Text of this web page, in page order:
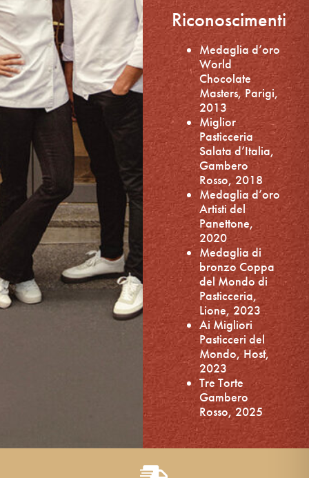
Riconoscimenti
Medaglia d’oro
World
Chocolate
Masters, Parigi,
2013
Miglior
Pasticceria
Salata d’Italia,
Gambero
Rosso, 2018
Medaglia d’oro
Artisti del
Panettone,
2020
Medaglia di
bronzo Coppa
del Mondo di
Pasticceria,
Lione, 2023
Ai Migliori
Pasticceri del
Mondo, Host,
2023
Tre Torte
Gambero
Rosso, 2025